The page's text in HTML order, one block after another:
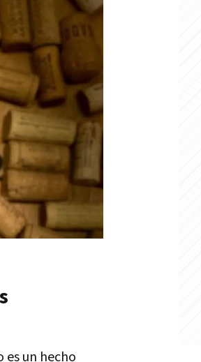
un hecho